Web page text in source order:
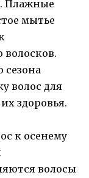
Плажные
мытье
сезона
волос для
здоровья.
к осенему
волосы